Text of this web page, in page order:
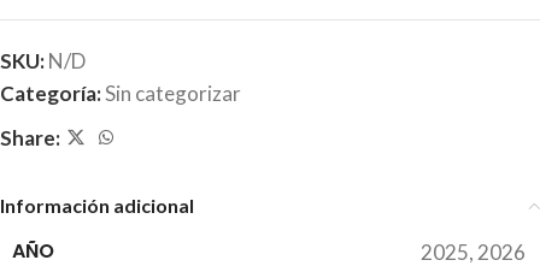
SKU:N/D
Categoría:Sin categorizar
Share:
Información adicional
AÑO 2025, 2026